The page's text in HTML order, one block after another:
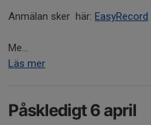
Anmälan sker här: EasyRecord
Me...
Läs mer
Påskledigt 6 april